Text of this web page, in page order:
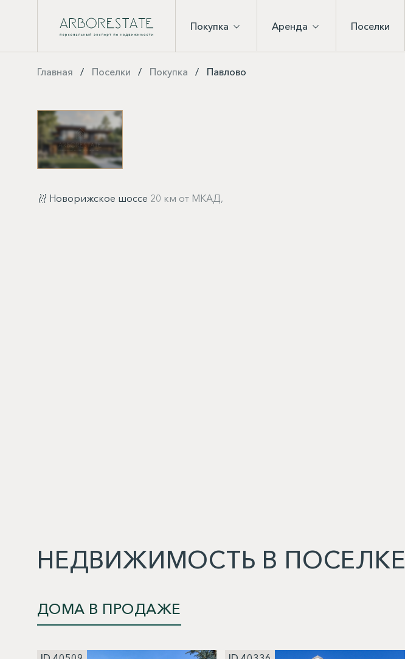
Покупка Аренда Поселки
Главная Поселки Покупка Павлово
Новорижское шоссе 20 км от МКАД,
НЕДВИЖИМОСТЬ В ПОСЕЛКЕ
ДОМА В ПРОДАЖЕ